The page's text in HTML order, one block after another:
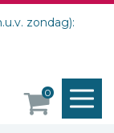
zondag):
0